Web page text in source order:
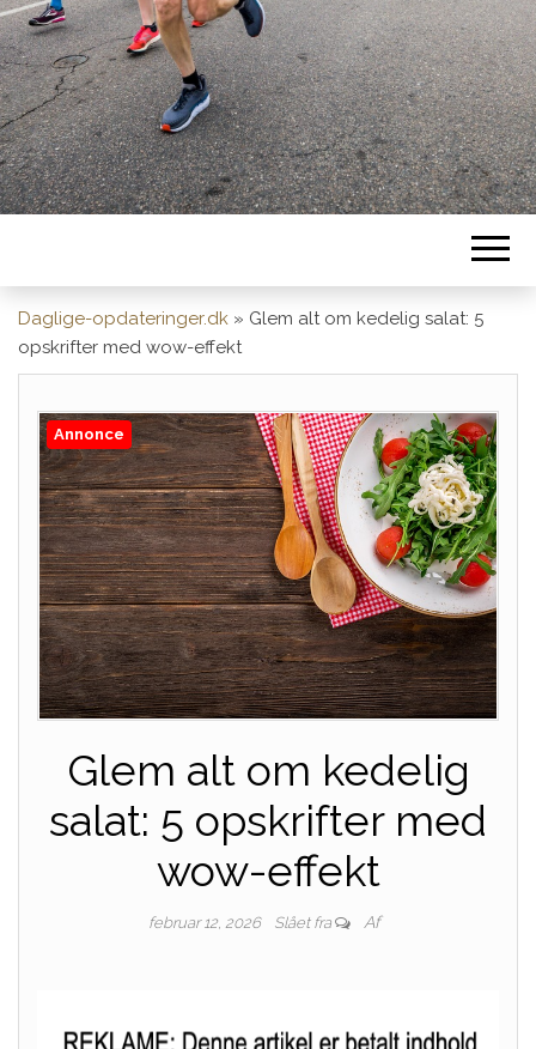
Daglige-opdateringer.dk » Glem alt om kedelig salat: 5
opskrifter med wow-effekt
Annonce
Glem alt om kedelig
salat: 5 opskrifter med
wow-effekt
februar 12, 2026 Slået fra Af